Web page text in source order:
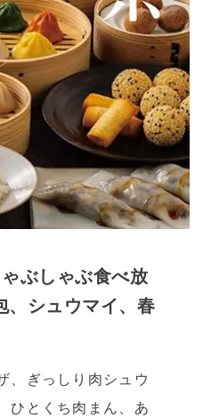
ぶしゃぶ食べ放
シュウマイ、春
、ぎっしり肉シュウ
ひとくち肉まん、あ